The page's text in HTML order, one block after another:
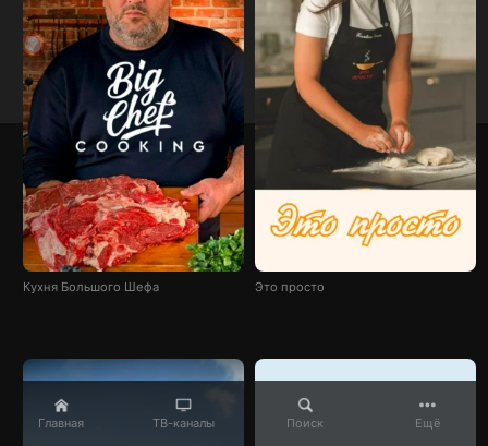
Главная ТВ-каналы Поиск Ещё
Кухня Большого Шефа Это просто